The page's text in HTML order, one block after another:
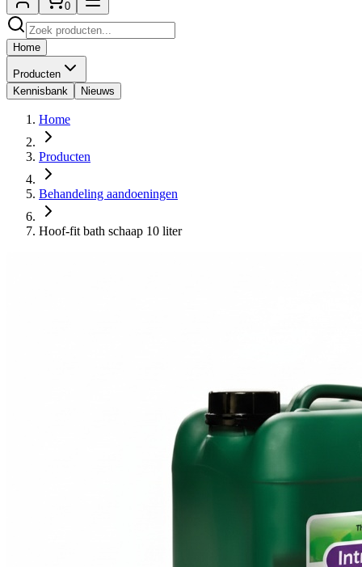
0
Home
Producten
Kennisbank
Nieuws
Home
Producten
Behandeling aandoeningen
Hoof-fit bath schaap 10 liter